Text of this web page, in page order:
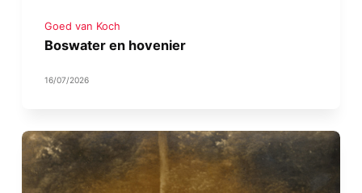
Goed van Koch
Boswater en hovenier
16/07/2026